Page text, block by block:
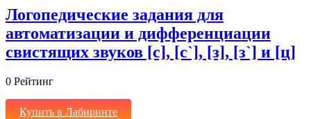
Логопедические задания для
автоматизации и дифференциации
свистящих звуков [с], [с`], [з], [з`] и [ц]
0 Рейтинг
Купить в Лабиринте